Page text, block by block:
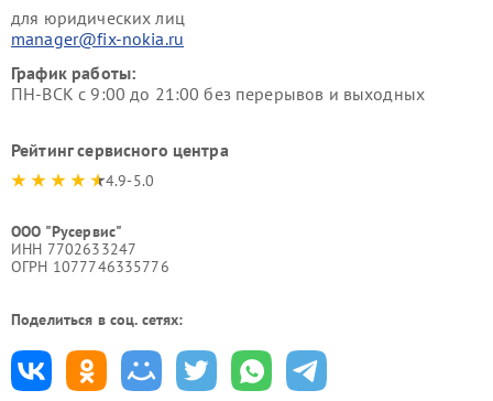
для юридических лиц
manager@fix-nokia.ru
График работы:
ПН-ВСК с 9:00 до 21:00 без перерывов и выходных
Рейтинг сервисного центра
4.9-5.0
ООО "Русервис"
ИНН 7702633247
ОГРН 1077746335776
Поделиться в соц. сетях: